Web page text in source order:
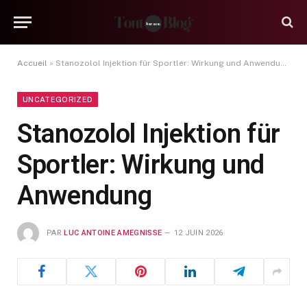
Accueil » Stanozolol Injektion für Sportler: Wirkung und Anwendung
UNCATEGORIZED
Stanozolol Injektion für
Sportler: Wirkung und
Anwendung
PAR LUC ANTOINE AMEGNISSE 12 JUIN 2026